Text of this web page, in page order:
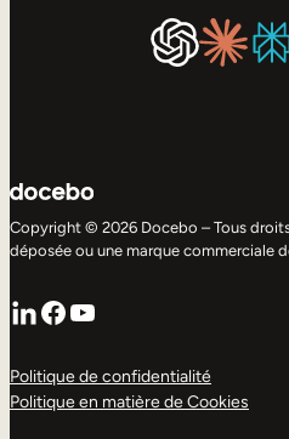
Copyright © 2026 Docebo – Tous
déposée ou une marque commerciale
LinkedIn
Facebook
YouTube
Politique de confidentialité
Politique en matière de Cookies